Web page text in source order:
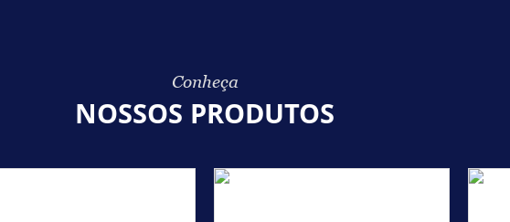
Conheça
NOSSOS PRODUTOS